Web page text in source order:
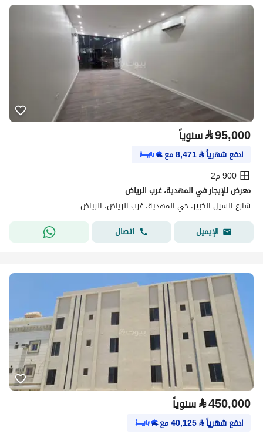
⃁95,000 سنوياً
ادفع شهرياً⃁
8,471مع
900 م2
معرض للإيجار في المهدية، غرب الرياض
شارع السيل الكبير، حي المهدية، غرب الرياض، الرياض
الإيميل
اتصال
⃁450,000 سنوياً
ادفع شهرياً⃁
40,125مع